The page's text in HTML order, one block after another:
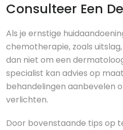
Consulteer Een
Als je ernstige
chemotherapie, zoals
dan niet om een
specialist kan advies op
behandelingen aanbevelen
verlichten.
Door bovenstaande tips op